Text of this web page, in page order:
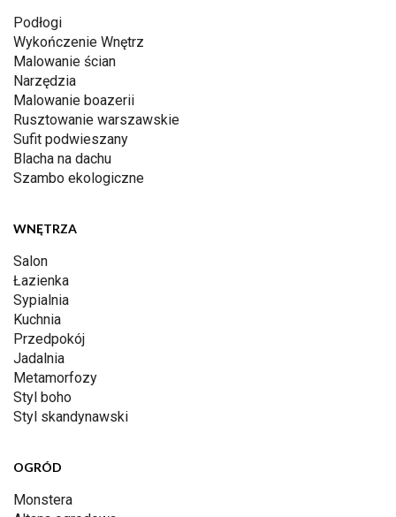
Podłogi
Wykończenie Wnętrz
Malowanie ścian
Narzędzia
Malowanie boazerii
Rusztowanie warszawskie
Sufit podwieszany
Blacha na dachu
Szambo ekologiczne
WNĘTRZA
Salon
Łazienka
Sypialnia
Kuchnia
Przedpokój
Jadalnia
Metamorfozy
Styl boho
Styl skandynawski
OGRÓD
Monstera